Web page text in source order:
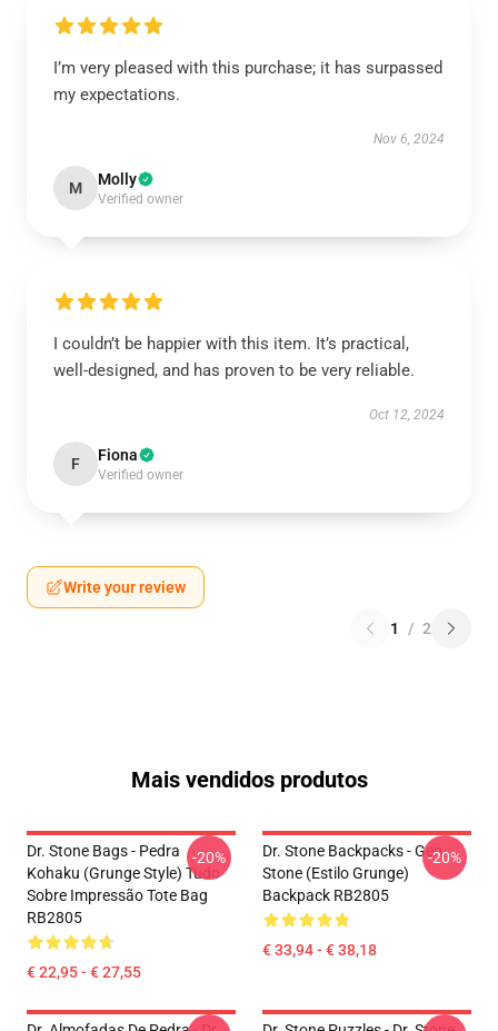
I’m very pleased with this purchase; it has surpassed
my expectations.
Nov 6, 2024
M Molly
Verified owner
I couldn’t be happier with this item. It’s practical,
well-designed, and has proven to be very reliable.
Oct 12, 2024
F Fiona
Verified owner
Write your review
1 / 2
Mais vendidos produtos
Dr. Stone Bags - Pedra
Kohaku (Grunge Style) Tudo
Sobre Impressão Tote Bag
RB2805
€ 22,95 - € 27,55
-20%
Dr. Stone Backpacks - Gen
Stone (Estilo Grunge)
Backpack RB2805
€ 33,94 - € 38,18
-20%